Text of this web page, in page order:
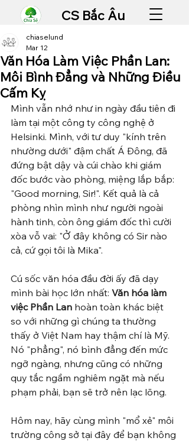
CS Bắc Âu
Văn Hóa Làm Việc Phần Lan:
Môi Bình Đẳng và Những Điều
Cấm Kỵ
chiaselund
Mar 12
Mình vẫn nhớ như in ngày đầu tiên đi
làm tại một công ty công nghệ ở
Helsinki. Mình, với tư duy "kính trên
nhường dưới" đậm chất Á Đông, đã
đứng bật dậy và cúi chào khi giám
đốc bước vào phòng, miệng lắp bắp:
"Good morning, Sir!". Kết quả là cả
phòng nhìn mình như người ngoài
hành tinh, còn ông giám đốc thì cười
xòa vỗ vai: "Ở đây không có Sir nào
cả, cứ gọi tôi là Mika".
Cú sốc văn hóa đầu đời ấy đã dạy
mình bài học lớn nhất: Văn hóa làm
việc Phần Lan hoàn toàn khác biệt
so với những gì chúng ta thường
thấy ở Việt Nam hay thậm chí là Mỹ.
Nó "phẳng", nó bình đẳng đến mức
ngỡ ngàng, nhưng cũng có những
quy tắc ngầm nghiêm ngặt mà nếu
phạm phải, bạn sẽ trở nên lạc lõng.
Hôm nay, hãy cùng mình "mổ xẻ" môi
trường công sở tại đây để bạn không